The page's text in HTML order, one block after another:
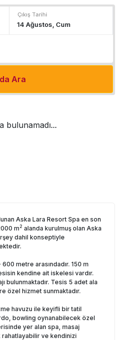
Çıkış Tarihi
Ara
bulunamadı...
Aska Lara Resort Spa en son
m2 alanda kurulmuş olan Aska
dahil konseptiyle
metre arasındadır. 150 m
kendine ait iskelesi vardır.
bulunmaktadır. Tesis 5 adet ala
özel hizmet sunmaktadır.
havuzu ile keyifli bir tatil
bowling oynanabilecek özel
yer alan spa, masaj
ve kendinizi